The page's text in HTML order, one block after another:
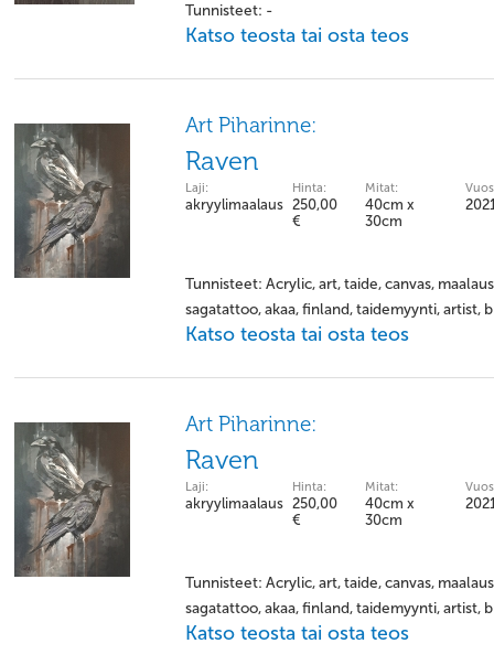
Tunnisteet: -
Katso teosta tai osta teos
Art Piharinne:
Raven
Laji:
akryylimaalaus
Hinta:
250,00
€
Mitat:
40cm x
30cm
Tunnisteet: Acrylic, art, taide, canvas,
sagatattoo, akaa, finland, taidemyynti, artist,
Katso teosta tai osta teos
Art Piharinne:
Raven
Laji:
akryylimaalaus
Hinta:
250,00
€
Mitat:
40cm x
30cm
Tunnisteet: Acrylic, art, taide, canvas,
sagatattoo, akaa, finland, taidemyynti, artist,
Katso teosta tai osta teos